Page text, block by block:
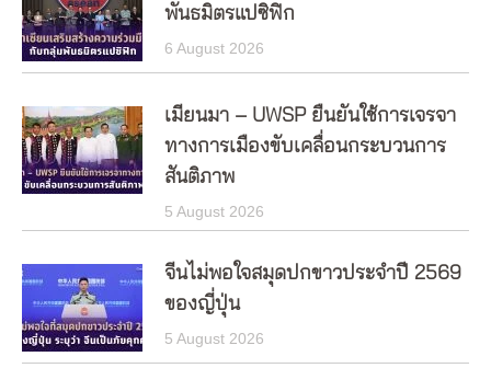
พันธมิตรแปซิฟิก
6 August 2026
เมียนมา – UWSP ยืนยันใช้การเจรจา
ทางการเมืองขับเคลื่อนกระบวนการ
สันติภาพ
5 August 2026
จีนไม่พอใจสมุดปกขาวประจำปี 2569
ของญี่ปุ่น
5 August 2026